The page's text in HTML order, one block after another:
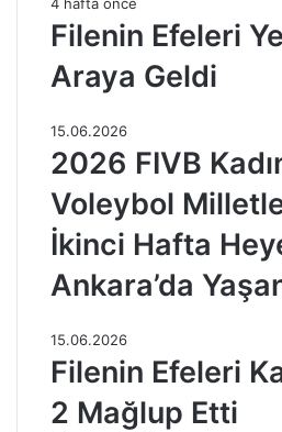
Filenin Efeleri
Araya Geldi
15.06.2026
2026 FIVB
Voleybol
İkinci Hafta
Ankara’da
15.06.2026
Filenin Efeleri
2 Mağlup Etti